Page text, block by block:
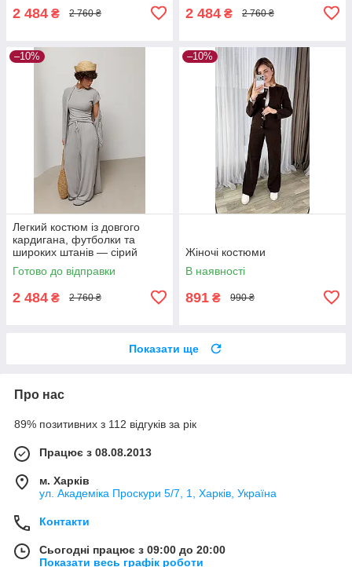
2 484 ₴ 2 760 ₴ 2 484 ₴ 2 760 ₴
–10%
Легкий костюм із довгого
кардигана, футболки та
широких штанів — сірий
колір, ONE SIZE (є розміри)
Готово до відправки
2 484 ₴ 2 760 ₴
–10%
Жіночі костюми
В наявності
891 ₴ 990 ₴
Показати ще
Про нас
89% позитивних з 112 відгуків за рік
Працює з 08.08.2013
м. Харків
ул. Академіка Проскури 5/7, 1, Харків, Україна
Контакти
Сьогодні працює з 09:00 до 20:00
Показати весь графік роботи